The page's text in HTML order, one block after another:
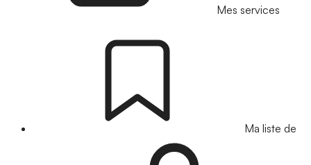
Mes services
Ma liste de